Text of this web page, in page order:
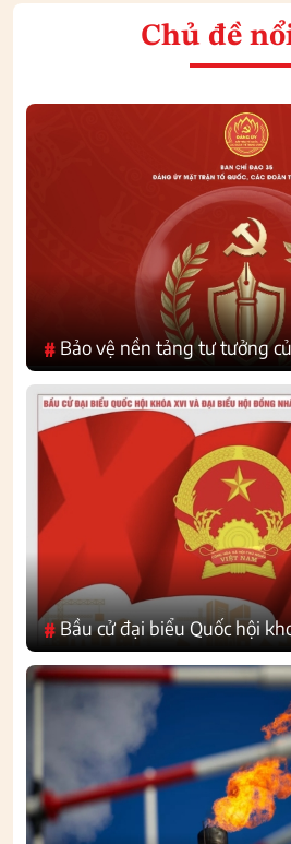
Chủ đề
# Bảo vệ nền tảng tư tưởng
#Bầu cử đại biểu Quốc hội